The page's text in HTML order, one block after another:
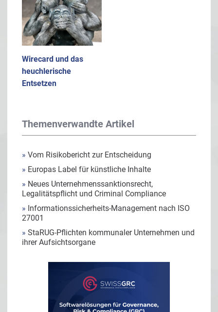
Wirecard und das
heuchlerische
Entsetzen
Themenverwandte Artikel
» Vom Risikobericht zur Entscheidung
» Europas Label für künstliche Inhalte
» Neues Unternehmenssanktionsrecht,
Legalitätspflicht und Criminal Compliance
» Informationssicherheits-Management nach ISO
27001
» StaRUG-Pflichten kommunaler Unternehmen und
ihrer Aufsichtsorgane